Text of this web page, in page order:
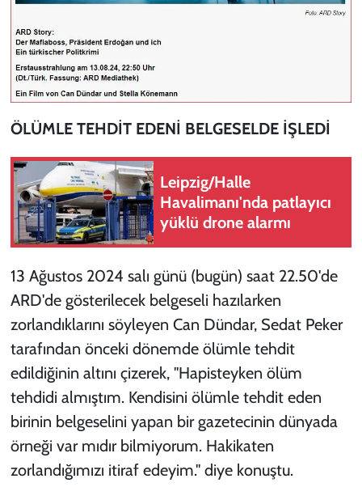
ÖLÜMLE TEHDİT EDENİ BELGESELDE İŞLEDİ
Leipzig/Halle
Havalimanı'nda patlayıcı
yüklü drone alarmı
13 Ağustos 2024 salı günü (bugün) saat 22.50'de
ARD'de gösterilecek belgeseli hazılarken
zorlandıklarını söyleyen Can Dündar, Sedat Peker
tarafından önceki dönemde ölümle tehdit
edildiğinin altını çizerek, "Hapisteyken ölüm
tehdidi almıştım. Kendisini ölümle tehdit eden
birinin belgeselini yapan bir gazetecinin dünyada
örneği var mıdır bilmiyorum. Hakikaten
zorlandığımızı itiraf edeyim." diye konuştu.